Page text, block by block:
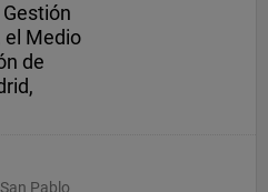
el Medio
de
Pablo